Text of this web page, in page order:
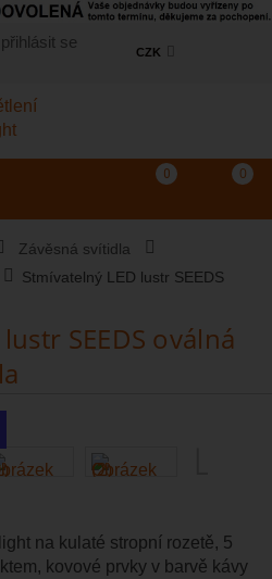
přihlásit se
CZK
Košík 0
(prázdný)
0
Porovnání produktů
Závěsná svítidla
Stmívatelný LED lustr SEEDS
SEEDS oválná
na kulaté stropní rozetě, 5
kovové prvky v barvě kávy